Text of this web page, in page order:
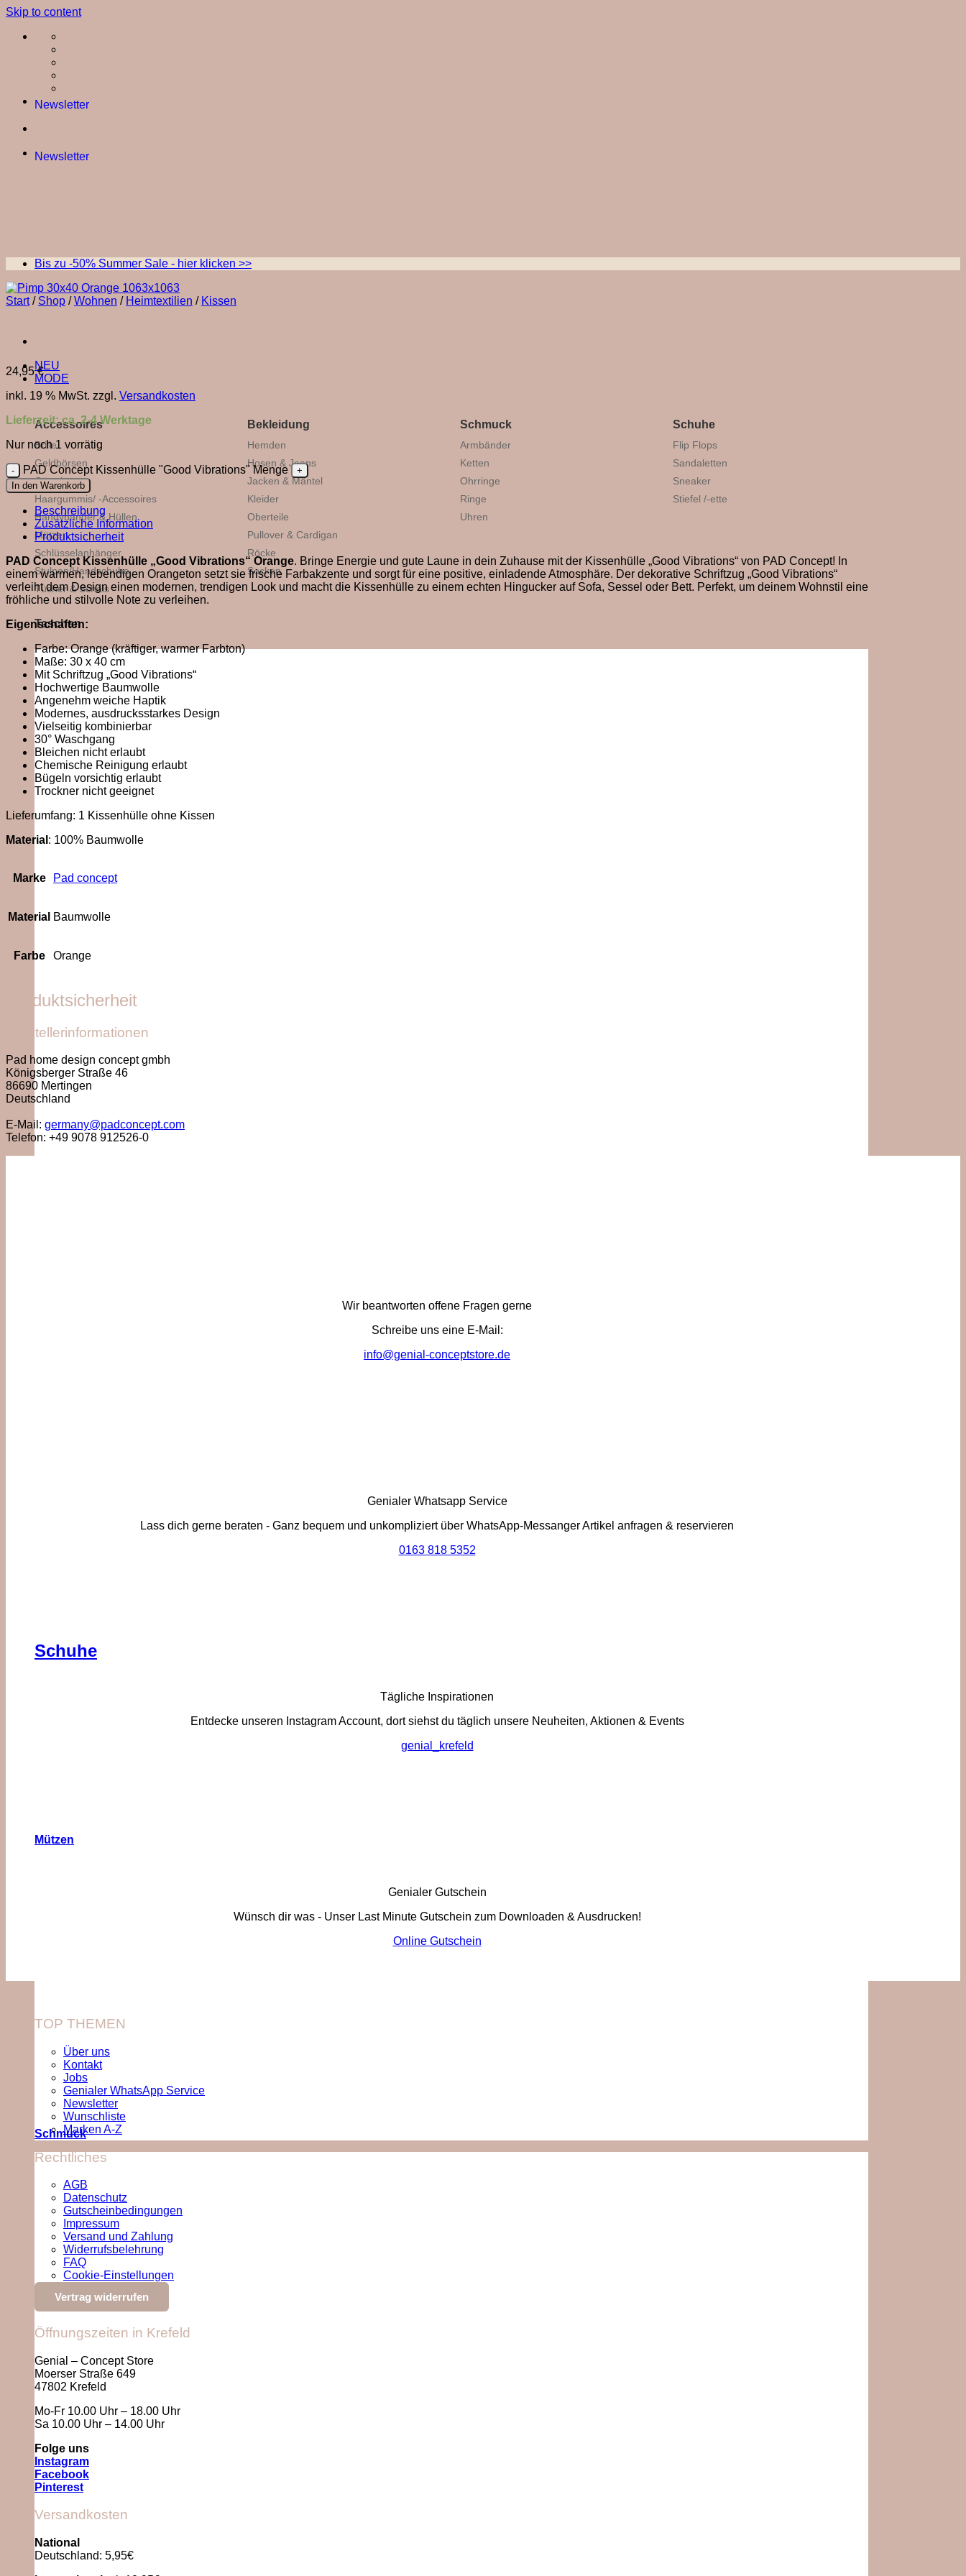
Skip to content
Newsletter
Newsletter
NEU
MODE
Accessoires
Brille
Geldbörsen
Gürtel
Haargummis/ -Accessoires
Handybänder & Hüllen
Mützen
Schlüsselanhänger
Stulpen/Handschuhe
Tücher & Schals
Bekleidung
Hemden
Hosen & Jeans
Jacken & Mäntel
Kleider
Oberteile
Pullover & Cardigan
Röcke
Socken
Schmuck
Armbänder
Ketten
Ohrringe
Ringe
Uhren
Schuhe
Flip Flops
Sandaletten
Sneaker
Stiefel /-ette
Taschen
Schuhe
Mützen
Schmuck
Bis zu -50% Summer Sale - hier klicken >>
Start / Shop / Wohnen / Heimtextilien / Kissen
PAD Concept Kissenhülle „Good Vibrations“
24,95€
inkl. 19 % MwSt. zzgl. Versandkosten
Lieferzeit:ca. 2-4 Werktage
Nur noch 1 vorrätig
PAD Concept Kissenhülle "Good Vibrations" Menge
In den Warenkorb
Beschreibung
Zusätzliche Information
Produktsicherheit
PAD Concept Kissenhülle „Good Vibrations“ Orange. Bringe Energie und gute Laune in dein Zuhause mit der Kissenhülle „Good Vibrations“ von PAD Concept! In
einem warmen, lebendigen Orangeton setzt sie frische Farbakzente und sorgt für eine positive, einladende Atmosphäre. Der dekorative Schriftzug „Good Vibrations“
verleiht dem Design einen modernen, trendigen Look und macht die Kissenhülle zu einem echten Hingucker auf Sofa, Sessel oder Bett. Perfekt, um deinem Wohnstil eine
fröhliche und stilvolle Note zu verleihen.
Eigenschaften:
Farbe: Orange (kräftiger, warmer Farbton)
Maße: 30 x 40 cm
Mit Schriftzug „Good Vibrations“
Hochwertige Baumwolle
Angenehm weiche Haptik
Modernes, ausdrucksstarkes Design
Vielseitig kombinierbar
30° Waschgang
Bleichen nicht erlaubt
Chemische Reinigung erlaubt
Bügeln vorsichtig erlaubt
Trockner nicht geeignet
Lieferumfang: 1 Kissenhülle ohne Kissen
Material : 100% Baumwolle
Marke Pad concept
Material Baumwolle
Farbe Orange
Produktsicherheit
Herstellerinformationen
Pad home design concept gmbh
Königsberger Straße 46
86690 Mertingen
Deutschland
E-Mail: germany@padconcept.com
Telefon: +49 9078 912526-0
Wir beantworten offene Fragen gerne
Schreibe uns eine E-Mail:
info@genial-conceptstore.de
Genialer Whatsapp Service
Lass dich gerne beraten - Ganz bequem und unkompliziert über WhatsApp-Messanger Artikel anfragen & reservieren
0163 818 5352
Tägliche Inspirationen
Entdecke unseren Instagram Account, dort siehst du täglich unsere Neuheiten, Aktionen & Events
genial_krefeld
Genialer Gutschein
Wünsch dir was - Unser Last Minute Gutschein zum Downloaden & Ausdrucken!
Online Gutschein
TOP THEMEN
Über uns
Kontakt
Jobs
Genialer WhatsApp Service
Newsletter
Wunschliste
Marken A-Z
Rechtliches
AGB
Datenschutz
Gutscheinbedingungen
Impressum
Versand und Zahlung
Widerrufsbelehrung
FAQ
Cookie-Einstellungen
Vertrag widerrufen
Öffnungszeiten in Krefeld
Genial – Concept Store
Moerser Straße 649
47802 Krefeld
Mo-Fr 10.00 Uhr – 18.00 Uhr
Sa 10.00 Uhr – 14.00 Uhr
Folge uns
Instagram
Facebook
Pinterest
Versandkosten
National
Deutschland: 5,95€